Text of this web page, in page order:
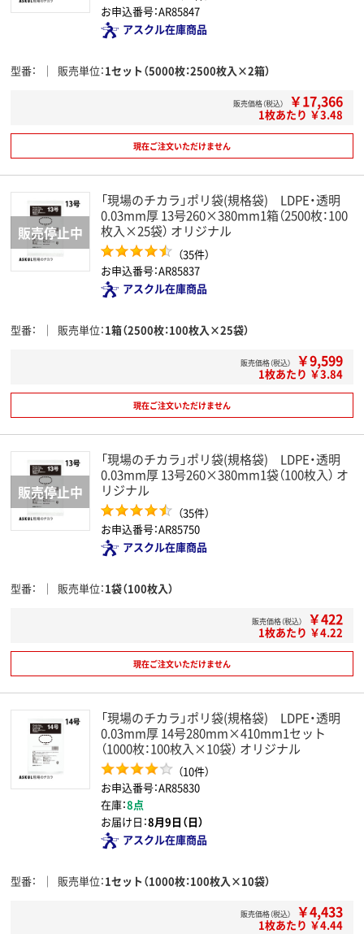
お申込番号：AR85847
アスクル在庫商品
型番 販売単位 1セット（5000枚：2500枚入×2箱）
販売価格（税込） ￥17,366
1枚あたり ￥3.48
現在ご注文いただけません
「現場のチカラ」ポリ袋(規格袋) LDPE・透明
0.03mm厚 13号260×380mm1箱（2500枚：100
枚入×25袋） オリジナル
（35件）
お申込番号：AR85837
アスクル在庫商品
型番 販売単位 1箱（2500枚：100枚入×25袋）
販売価格（税込） ￥9,599
1枚あたり ￥3.84
現在ご注文いただけません
「現場のチカラ」ポリ袋(規格袋) LDPE・透明
0.03mm厚 13号260×380mm1袋（100枚入） オ
リジナル
（35件）
お申込番号：AR85750
アスクル在庫商品
型番 販売単位 1袋（100枚入）
販売価格（税込） ￥422
1枚あたり ￥4.22
現在ご注文いただけません
「現場のチカラ」ポリ袋(規格袋) LDPE・透明
0.03mm厚 14号280mm×410mm1セット
（1000枚：100枚入×10袋） オリジナル
（10件）
お申込番号：AR85830
在庫：8点
お届け日：8月9日（日）
アスクル在庫商品
型番 販売単位 1セット（1000枚：100枚入×10袋）
販売価格（税込） ￥4,433
1枚あたり ￥4.44